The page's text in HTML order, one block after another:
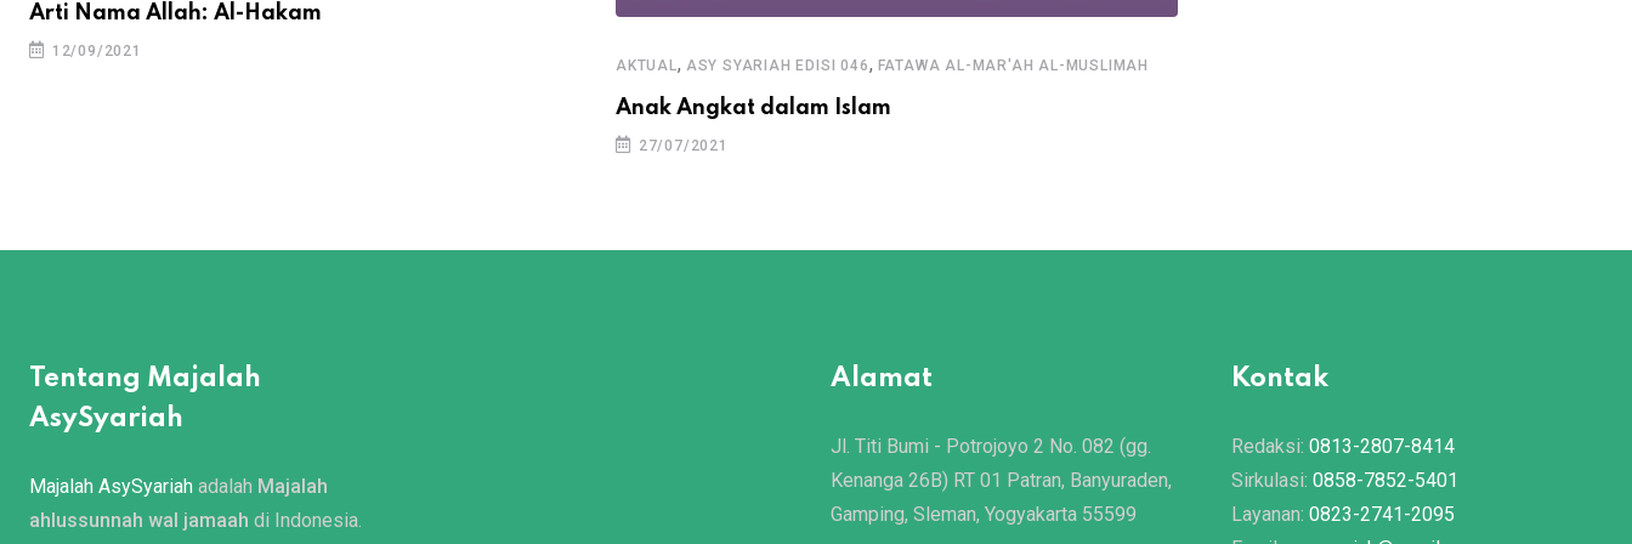
Arti Nama Allah: Al-Hakam
12/09/2021
AKTUAL , ASY SYARIAH EDISI 046, FATAWA AL-MAR'AH AL-MUSLIMAH
Anak Angkat dalam Islam
27/07/2021
Tentang Majalah
AsySyariah
Majalah AsySyariah adalah Majalah
ahlussunnah wal jamaah di Indonesia.
Alamat
Jl. Titi Bumi - Potrojoyo 2 No. 082 (gg.
Kenanga 26B) RT 01 Patran, Banyuraden,
Gamping, Sleman, Yogyakarta 55599
Kontak
Redaksi: 0813-2807-8414
Sirkulasi: 0858-7852-5401
Layanan: 0823-2741-2095